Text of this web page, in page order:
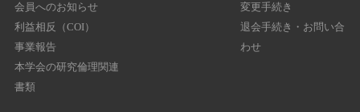
会員へのお知らせ
利益相反（COI）
事業報告
本学会の研究倫理関連
書類
変更手続き
退会手続き・お問い合
わせ